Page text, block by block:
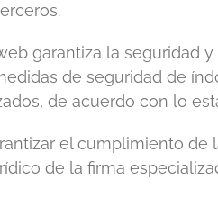
garantiza la seguridad
de seguridad de
de acuerdo con lo
el cumplimiento de
de la firma